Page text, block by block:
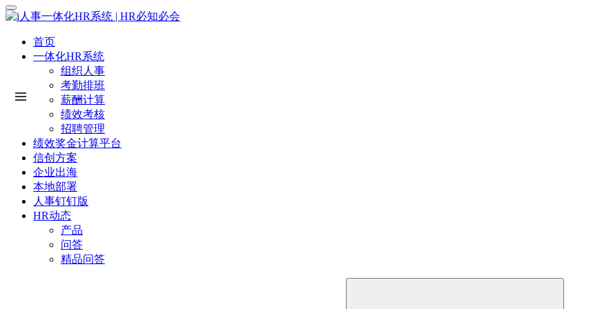
首页
一体化HR系统
组织人事
考勤排班
薪酬计算
绩效考核
招聘管理
绩效奖金计算平台
信创方案
企业出海
本地部署
人事钉钉版
HR动态
产品
问答
精品问答